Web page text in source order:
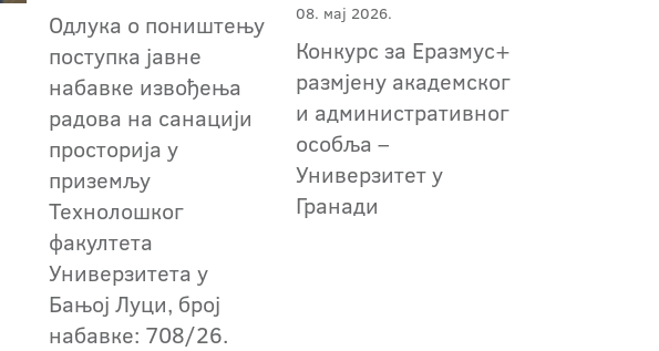
Одлука о поништењу
поступка јавне
набавке извођења
радова на санацији
просторија у
приземљу
Технолошког
факултета
Универзитета у
Бањој Луци, број
набавке: 708/26.
08. мај 2026.
Конкурс за Еразмус+
размјену академског
и административног
особља –
Универзитет у
Гранади